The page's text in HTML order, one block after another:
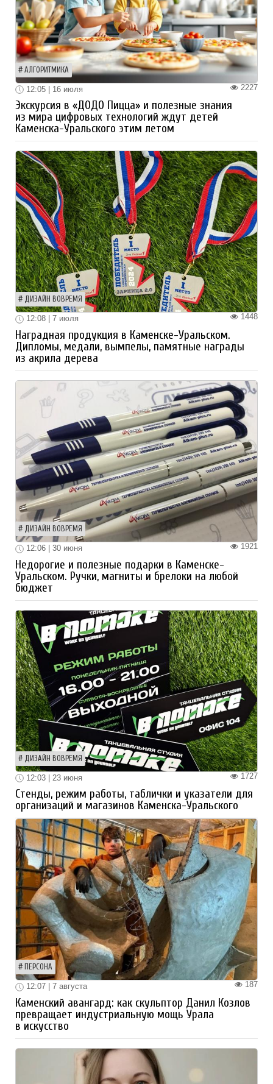
АЛГОРИТМИКА
2227
12:05 | 16 июля
Экскурсия в «ДОДО Пицца» и полезные знания
из мира цифровых технологий ждут детей
Каменска-Уральского этим летом
ДИЗАЙН ВОВРЕМЯ
1448
12:08 | 7 июля
Наградная продукция в Каменске-Уральском.
Дипломы, медали, вымпелы, памятные награды
из акрила дерева
ДИЗАЙН ВОВРЕМЯ
1921
12:06 | 30 июня
Недорогие и полезные подарки в Каменске-
Уральском. Ручки, магниты и брелоки на любой
бюджет
ДИЗАЙН ВОВРЕМЯ
1727
12:03 | 23 июня
Стенды, режим работы, таблички и указатели для
организаций и магазинов Каменска-Уральского
ПЕРСОНА
187
12:07 | 7 августа
Каменский авангард: как скульптор Данил Козлов
превращает индустриальную мощь Урала
в искусство